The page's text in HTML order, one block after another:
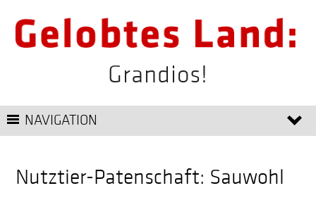
Grandios!
NAVIGATION
Nutztier-Patenschaft: Sauwohl